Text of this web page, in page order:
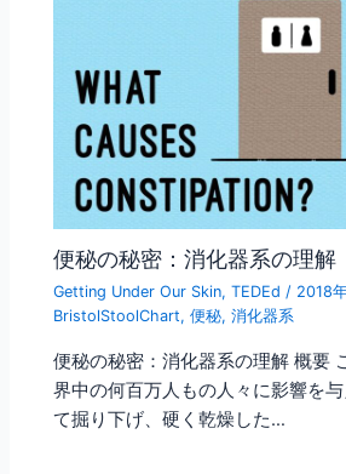
便秘の秘密：消化器系の理解
Getting Under Our Skin,TEDEd / 2018
BristolStoolChart,便秘,消化器系
便秘の秘密：消化器系の理解 概要
界中の何百万人もの人々に影響を
て掘り下げ、硬く乾燥した…